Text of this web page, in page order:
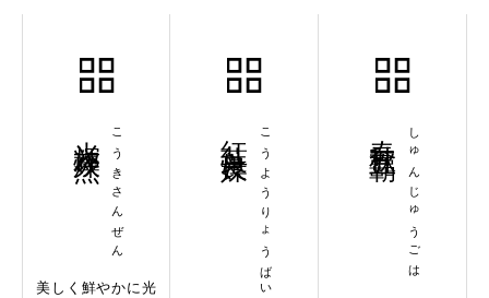
こうきさんぜん
美しく鮮やかに光
こうようりょうばい しゅんじゅうごは